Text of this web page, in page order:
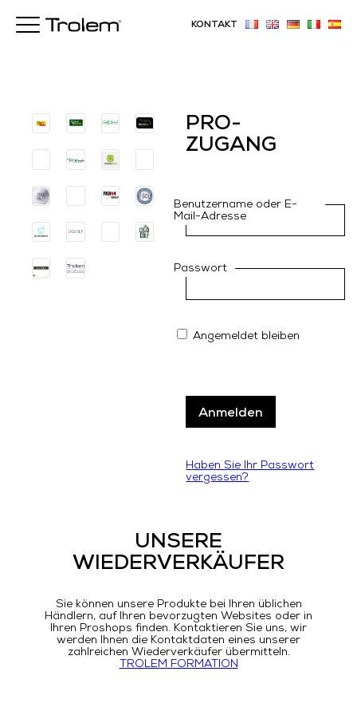
KONTAKT
PRO-
ZUGANG
Benutzername oder E-
Mail-Adresse
Passwort
Angemeldet bleiben
Haben Sie Ihr Passwort
vergessen?
UNSERE
WIEDERVERKÄUFER
Sie können unsere Produkte bei Ihren üblichen
Händlern, auf Ihren bevorzugten Websites oder in
Ihren Proshops finden. Kontaktieren Sie uns, wir
werden Ihnen die Kontaktdaten eines unserer
zahlreichen Wiederverkäufer übermitteln.
TROLEM FORMATION